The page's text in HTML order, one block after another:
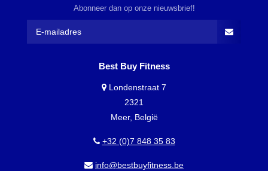
Abonneer dan op onze nieuwsbrief!
Best Buy Fitness
Londenstraat 7
2321
Meer, België
+32 (0)7 848 35 83
info@bestbuyfitness.be